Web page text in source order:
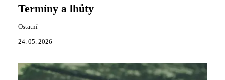
Termíny a lhůty
Ostatní
24. 05. 2026